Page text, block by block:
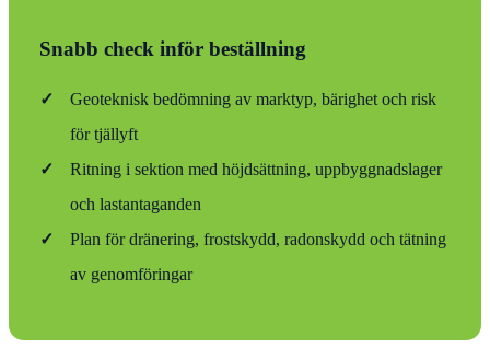
Snabb check inför beställning
✓
Geoteknisk bedömning av marktyp, bärighet och risk
för tjällyft
✓
Ritning i sektion med höjdsättning, uppbyggnadslager
och lastantaganden
✓
Plan för dränering, frostskydd, radonskydd och tätning
av genomföringar